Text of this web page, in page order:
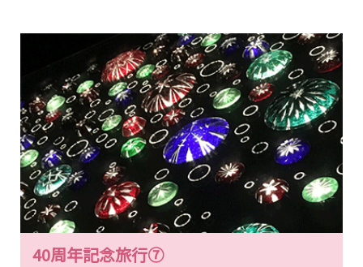
40周年記念旅行⑦